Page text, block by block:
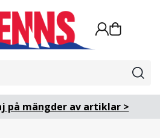
på mängder av artiklar >